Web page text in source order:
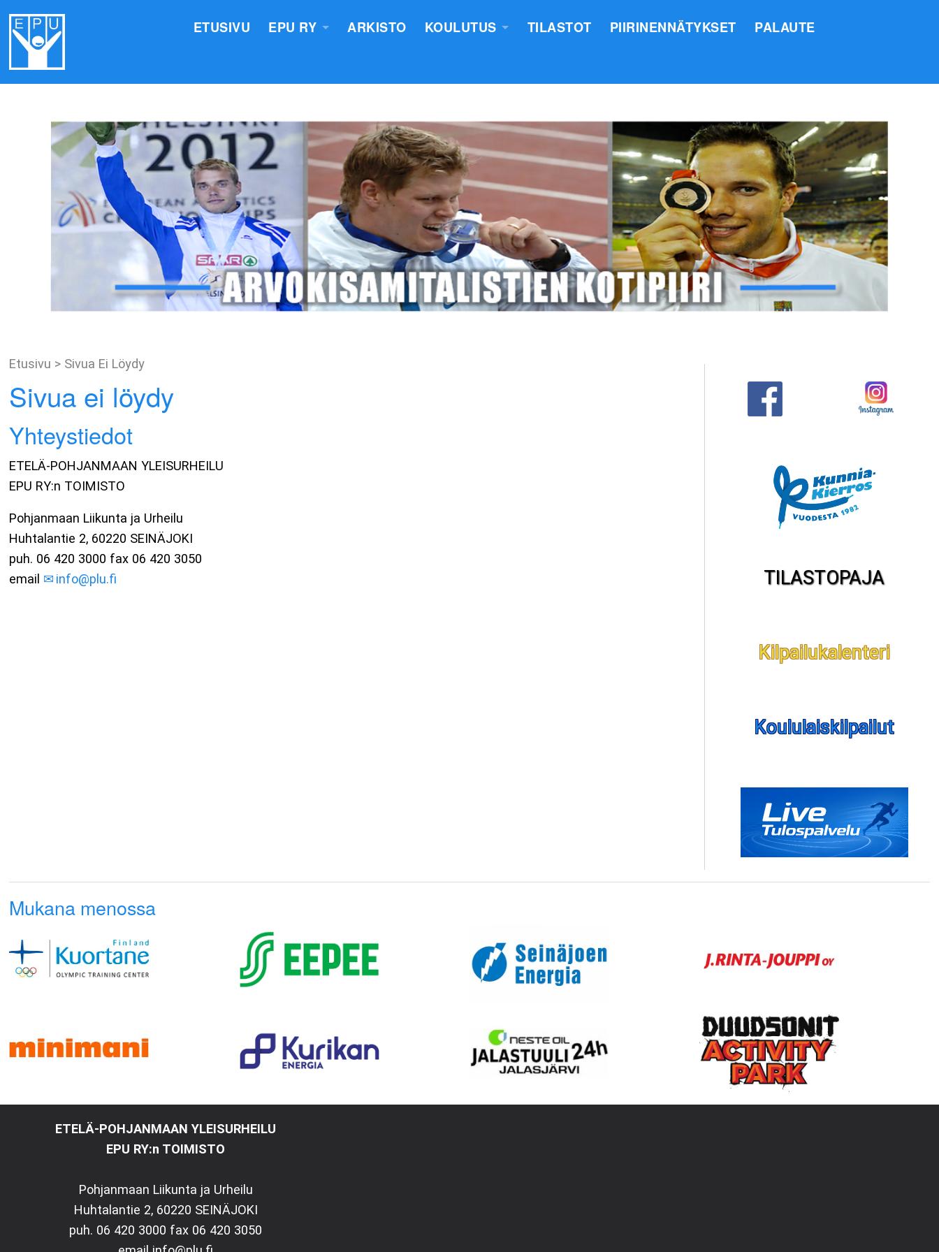
ETUSIVU
EPU RY
VALIOKUNNAT JA TIIMIT
TOIMINTASUUNNITELMA
ARVOMERKKIEN ANOMINEN
EPU:N SÄÄNNÖT
SUOMI100V - EPN YU
TOIMINTAKERTOMUKSET
EPU:N PÖYTÄSTANDAARIN SAANEET
KIRJAUTUMINEN
ARKISTO
KOULUTUS
LASTEN VALMENTAJATUTKINTO
LÄHETTÄJÄKOULUTUS
VALMENTAJAKOULUTUS
PIIRILEIRITYS
TILASTOT PIIRINENNÄTYKSET PALAUTE
Etusivu > Sivua Ei Löydy
Sivua ei löydy
Yhteystiedot
ETELÄ-POHJANMAAN YLEISURHEILU
EPU RY:n TOIMISTO
Pohjanmaan Liikunta ja Urheilu
Huhtalantie 2, 60220 SEINÄJOKI
puh. 06 420 3000 fax 06 420 3050
email
info@plu.fi TILASTOPAJA
Kilpailukalenteri
Koululaiskilpailut
Mukana menossa
ETELÄ-POHJANMAAN YLEISURHEILU
EPU RY:n TOIMISTO
Pohjanmaan Liikunta ja Urheilu
Huhtalantie 2, 60220 SEINÄJOKI
puh. 06 420 3000 fax 06 420 3050